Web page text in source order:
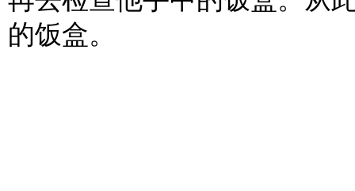
的饭盒。